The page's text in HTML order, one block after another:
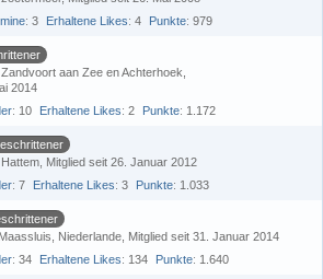
3 Erhaltene Likes 4 Punkte 979
aan Zee en Achterhoek
2014
10 Erhaltene Likes 2 Punkte 1.172
Mitglied seit 26. Januar 2012
7 Erhaltene Likes 3 Punkte 1.033
Niederlande Mitglied seit 31. Januar 2014
34 Erhaltene Likes 134 Punkte 1.640